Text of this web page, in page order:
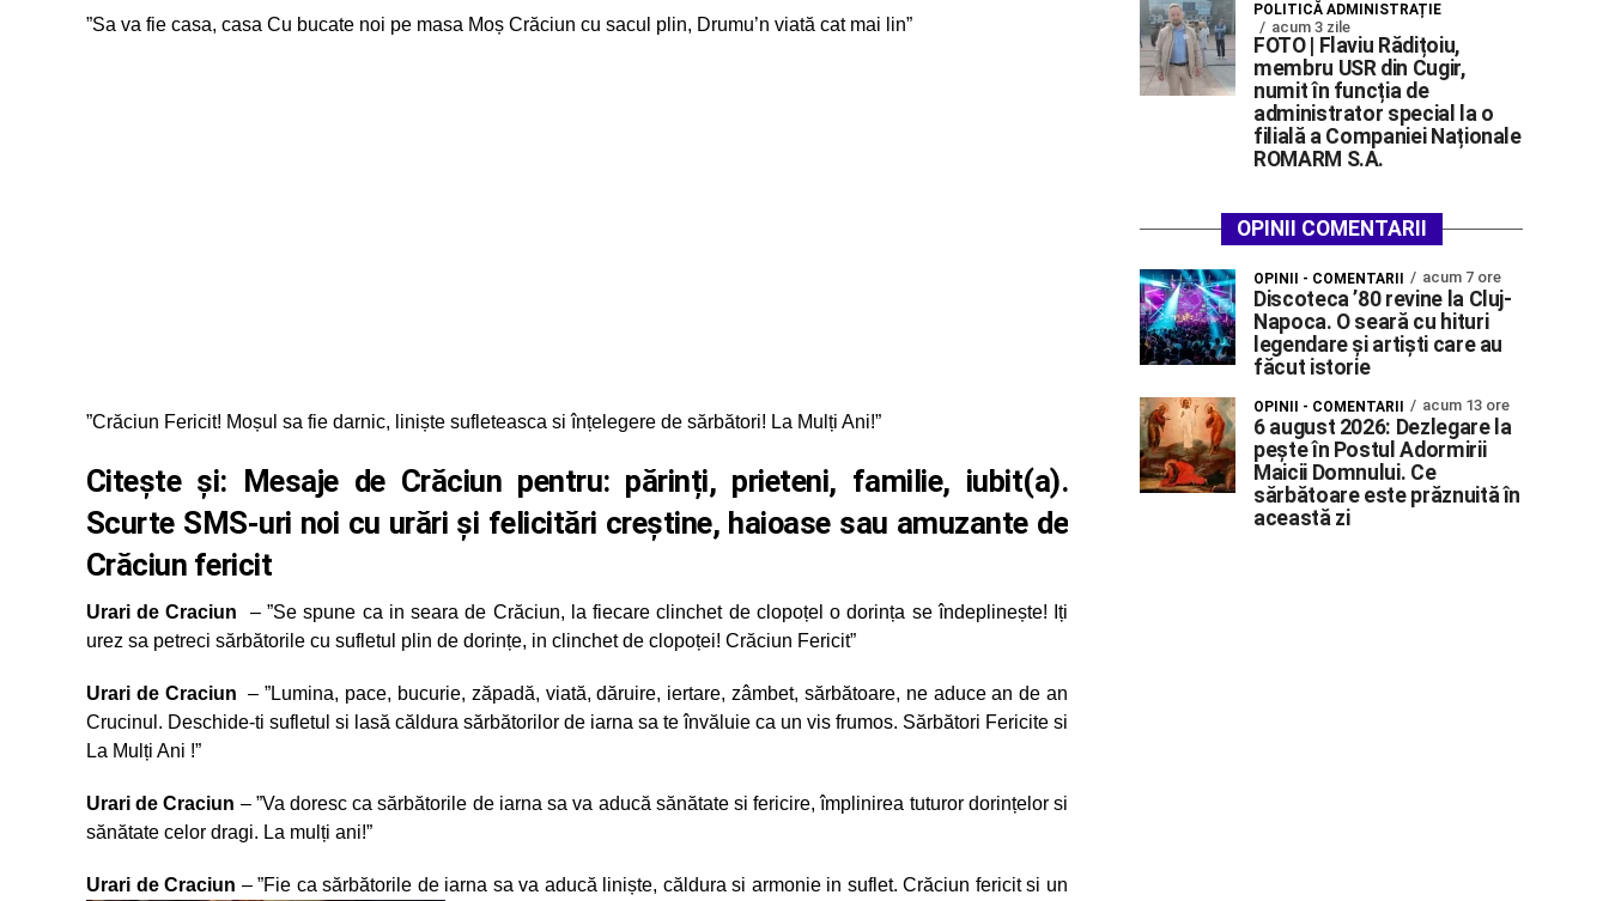
”Sa va fie casa, casa Cu bucate noi pe masa Moș Crăciun cu sacul plin, Drumu’n viată cat mai lin”
”Crăciun Fericit! Moșul sa fie darnic, liniște sufleteasca si înțelegere de sărbători! La Mulți Ani!”
Citeşte şi: Mesaje de Crăciun pentru: părinți, prieteni, familie, iubit(a).
Scurte SMS-uri noi cu urări şi felicitări creștine, haioase sau amuzante de
Crăciun fericit
Urari de Craciun
– ”Se spune ca in seara de Crăciun, la fiecare clinchet de clopoțel o dorința se îndeplinește! Iți
urez sa petreci sărbătorile cu sufletul plin de dorințe, in clinchet de clopoței! Crăciun Fericit”
Urari de Craciun – ”Lumina, pace, bucurie, zăpadă, viată, dăruire, iertare, zâmbet, sărbătoare, ne aduce an de an
Crucinul. Deschide-ti sufletul si lasă căldura sărbătorilor de iarna sa te învăluie ca un vis frumos. Sărbători Fericite si
La Mulți Ani !”
Urari de Craciun – ”Va doresc ca sărbătorile de iarna sa va aducă sănătate si fericire, împlinirea tuturor dorințelor si
sănătate celor dragi. La mulți ani!”
Urari de Craciun – ”Fie ca sărbătorile de iarna sa va aducă liniște, căldura si armonie in suflet. Crăciun fericit si un
POLITICĂ ADMINISTRAȚIE
acum 3 zile
FOTO | Flaviu Rădițoiu,
membru USR din Cugir,
numit în funcția de
administrator special la o
filială a Companiei Naționale
ROMARM S.A.
OPINII COMENTARII
OPINII - COMENTARII acum 7 ore
Discoteca ’80 revine la Cluj-
Napoca. O seară cu hituri
legendare și artiști care au
făcut istorie
OPINII - COMENTARII acum 13 ore
6 august 2026: Dezlegare la
pește în Postul Adormirii
Maicii Domnului. Ce
sărbătoare este prăznuită în
această zi